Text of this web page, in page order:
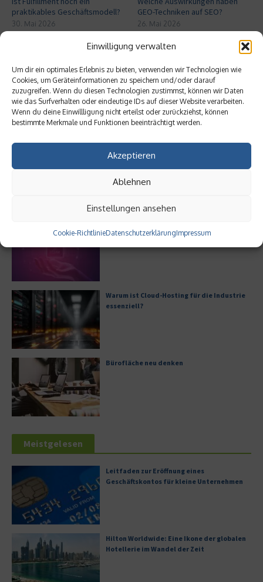
Einwilligung verwalten
Um dir ein optimales Erlebnis zu bieten, verwenden wir Technologien wie
Cookies, um Geräteinformationen zu speichern und/oder darauf
zuzugreifen. Wenn du diesen Technologien zustimmst, können wir Daten
wie das Surfverhalten oder eindeutige IDs auf dieser Website verarbeiten.
Wenn du deine Einwillligung nicht erteilst oder zurückziehst, können
bestimmte Merkmale und Funktionen beeinträchtigt werden.
Akzeptieren
Ablehnen
Einstellungen ansehen
Cookie-RichtlinieDatenschutzerklärungImpressum
praktikables Geschäftsmodell?
30. Mai 2026
GEO-Techniken auf SEO?
26. Mai 2026
Aktuelles
Ist Fulfillment noch ein praktikables
Geschäftsmodell?
Welche Auswirkungen haben GEO-
Techniken auf SEO?
Warum ist Cloud-Hosting für die Industrie
essenziell?
Bürofläche neu denken
Meistgelesen
Leitfaden zur Eröffnung eines
Geschäftskontos für kleine Unternehmen
Hilton Worldwide: Eine Ikone der globalen
Hotellerie im Wandel der Zeit